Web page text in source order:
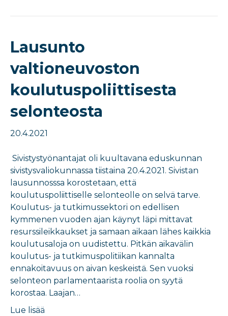
Lausunto
valtioneuvoston
koulutuspoliittisesta
selonteosta
20.4.2021
Sivistystyönantajat oli kuultavana eduskunnan
sivistysvaliokunnassa tiistaina 20.4.2021. Sivistan
lausunnosssa korostetaan, että
koulutuspoliittiselle selonteolle on selvä tarve.
Koulutus- ja tutkimussektori on edellisen
kymmenen vuoden ajan käynyt läpi mittavat
resurssileikkaukset ja samaan aikaan lähes kaikkia
koulutusaloja on uudistettu. Pitkän aikavälin
koulutus- ja tutkimuspolitiikan kannalta
ennakoitavuus on aivan keskeistä. Sen vuoksi
selonteon parlamentaarista roolia on syytä
korostaa. Laajan…
Lue lisää